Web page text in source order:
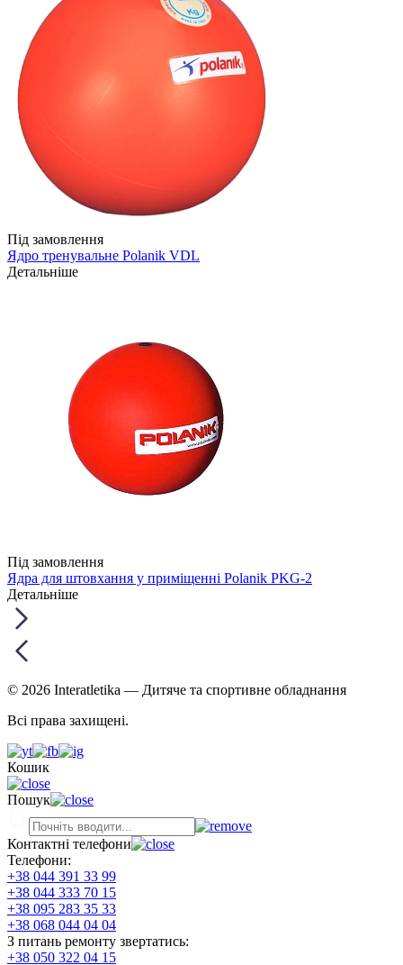
Під замовлення
Ядро тренувальне Polanik VDL
Детальніше
Під замовлення
Ядра для штовхання у приміщенні Polanik PKG-2
Детальніше
© 2026 Interatletika — Дитяче та спортивне обладнання
Всі права захищені.
Кошик
Пошук
Контактні телефони
Телефони:
+38 044 391 33 99
+38 044 333 70 15
+38 095 283 35 33
+38 068 044 04 04
З питань ремонту звертатись:
+38 050 322 04 15